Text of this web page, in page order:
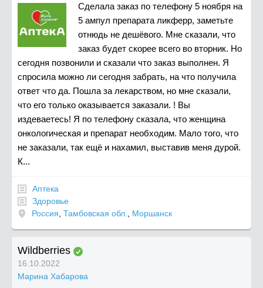
Сделала заказ по телефону 5 ноября на
5 ампул препарата ликферр, заметьте
отнюдь не дешёвого. Мне сказали, что
заказ будет скорее всего во вторник. Но
сегодня позвонили и сказали что заказ выполнен. Я
спросила можно ли сегодня забрать, на что получила
ответ что да. Пошла за лекарством, но мне сказали,
что его только оказывается заказали. ! Вы
издеваетесь! Я по телефону сказала, что женщина
онкологическая и препарат необходим. Мало того, что
не заказали, так ещё и нахамил, выставив меня дурой.
К...
Аптека
Здоровье
Россия Тамбовская обл. Моршанск
Wildberries
16.10.2022
Марина Хабарова